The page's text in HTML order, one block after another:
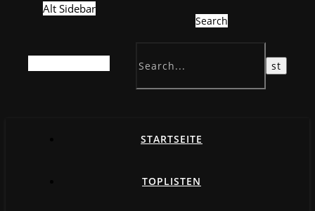
Alt Sidebar
Search
STARTSEITE
TOPLISTEN